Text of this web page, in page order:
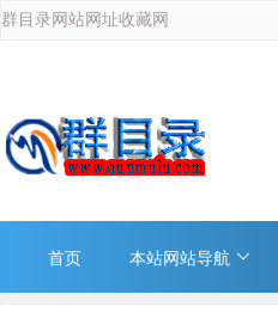
群目录网站网址收藏网
首页 本站网站导航